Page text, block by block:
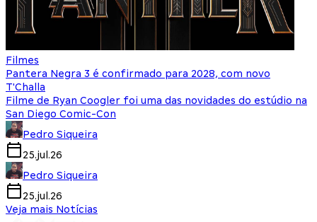
Filmes
Pantera Negra 3 é confirmado para 2028, com novo
T'Challa
Filme de Ryan Coogler foi uma das novidades do estúdio na
San Diego Comic-Con
Pedro Siqueira
25.jul.26
Pedro Siqueira
25.jul.26
Veja mais Notícias